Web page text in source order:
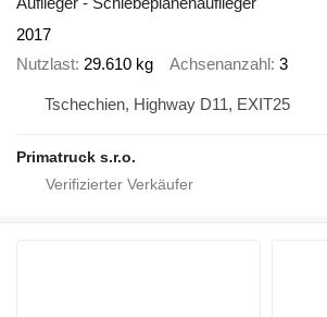
2017
Nutzlast 29.610 kg Achsenanzahl 3
Tschechien, Highway D11, EXIT25
Primatruck s.r.o.